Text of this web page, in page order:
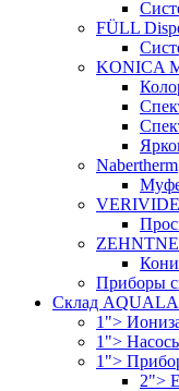
FÜLL
KONICA
Nabertherm
VERIVIDE
Приборы
Склад
1">
1">
1">
2">